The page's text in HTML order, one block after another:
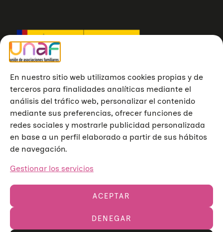
En nuestro sitio web utilizamos cookies propias y de
terceros para finalidades analíticas mediante el
análisis del tráfico web, personalizar el contenido
mediante sus preferencias, ofrecer funciones de
redes sociales y mostrarle publicidad personalizada
en base a un perfil elaborado a partir de sus hábitos
de navegación.
Gestionar los servicios
ACEPTAR
DENEGAR
Unión de Asociaciones Familiares © 2023